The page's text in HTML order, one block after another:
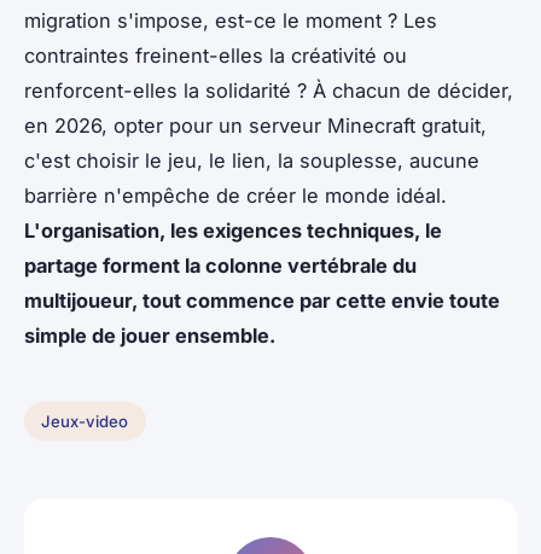
migration s'impose, est-ce le moment ? Les
contraintes freinent-elles la créativité ou
renforcent-elles la solidarité ? À chacun de décider,
en 2026, opter pour un serveur Minecraft gratuit,
c'est choisir le jeu, le lien, la souplesse, aucune
barrière n'empêche de créer le monde idéal.
L'organisation, les exigences techniques, le
partage forment la colonne vertébrale du
multijoueur, tout commence par cette envie toute
simple de jouer ensemble.
Jeux-video